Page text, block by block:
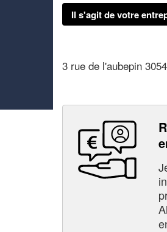
Il s'agit de votre
3 rue de l'aubepin